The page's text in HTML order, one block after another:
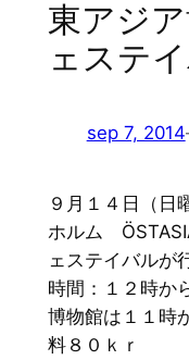
東アジ
ェステ
sep 7, 2014
９月１４日（日
ホルム
ェステイバルが
時間：１２時か
博物館は１１時
料８０ｋｒ